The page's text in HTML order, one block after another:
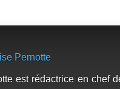
Pernotte
est rédactrice en chef